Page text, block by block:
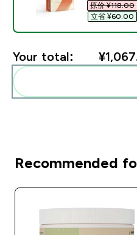
原价 ¥118.00‎
立省 ¥60.00‎
Your total:
Recommended